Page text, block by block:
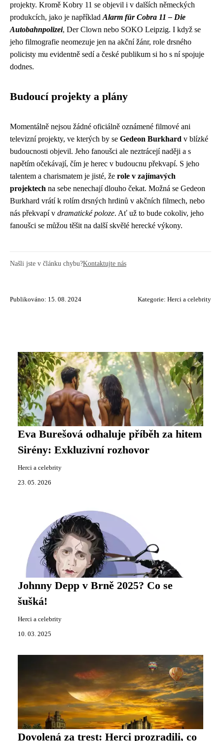
projekty. Kromě Kobry 11 se objevil i v dalších německých
produkcích, jako je například Alarm für Cobra 11 – Die
Autobahnpolizei, Der Clown nebo SOKO Leipzig. I když se
jeho filmografie neomezuje jen na akční žánr, role drsného
policisty mu evidentně sedí a české publikum si ho s ní spojuje
dodnes.
Budoucí projekty a plány
Momentálně nejsou žádné oficiálně oznámené filmové ani
televizní projekty, ve kterých by se Gedeon Burkhard v blízké
budoucnosti objevil. Jeho fanoušci ale neztrácejí naději a s
napětím očekávají, čím je herec v budoucnu překvapí. S jeho
talentem a charismatem je jisté, že role v zajímavých
projektech na sebe nenechají dlouho čekat. Možná se Gedeon
Burkhard vrátí k rolím drsných hrdinů v akčních filmech, nebo
nás překvapí v dramatické poloze. Ať už to bude cokoliv, jeho
fanoušci se můžou těšit na další skvělé herecké výkony.
Našli jste v článku chybu?Kontaktujte nás
Publikováno: 15. 08. 2024 Kategorie: Herci a celebrity
Eva Burešová odhaluje příběh za hitem
Sirény: Exkluzivní rozhovor
Herci a celebrity
23. 05. 2026
Johnny Depp v Brně 2025? Co se
šušká!
Herci a celebrity
10. 03. 2025
Dovolená za trest: Herci prozradili, co